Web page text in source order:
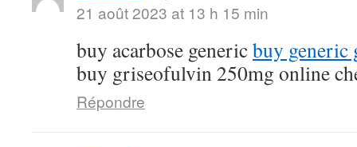
21 août 2023 at 13 h 15 min
buy acarbose genericbuy generic
buy griseofulvin 250mg online
Répondre